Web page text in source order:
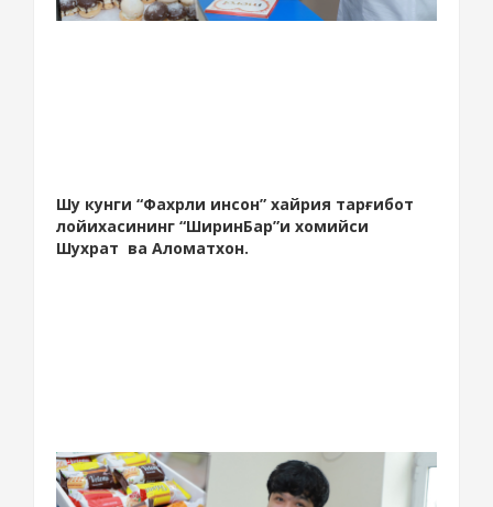
Шу кунги “Фахрли инсон” хайрия тарғибот
лойихасининг “ШиринБар”и хомийси
Шухрат ва Аломатхон.